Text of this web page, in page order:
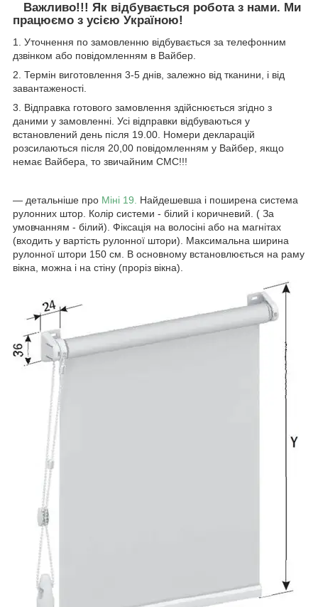
Важливо!!! Як відбувається робота з нами. Ми
працюємо з усією Україною!
1. Уточнення по замовленню відбувається за телефонним
дзвінком або повідомленням в Вайбер.
2. Термін виготовлення 3-5 днів, залежно від тканини, і від
завантаженості.
3. Відправка готового замовлення здійснюється згідно з
даними у замовленні. Усі відправки відбуваються у
встановлений день після 19.00. Номери декларацій
розсилаються після 20,00 повідомленням у Вайбер, якщо
немає Вайбера, то звичайним СМС!!!
― детальніше про Міні 19. Найдешевша і поширена система
рулонних штор. Колір системи - білий і коричневий. ( За
умовчанням - білий). Фіксація на волосіні або на магнітах
(входить у вартість рулонної штори). Максимальна ширина
рулонної штори 150 см. В основному встановлюється на раму
вікна, можна і на стіну (проріз вікна).